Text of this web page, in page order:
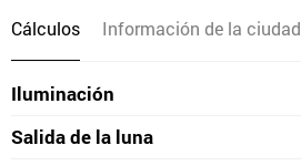
Cálculos Información de la ciudad
Iluminación
Salida de la luna